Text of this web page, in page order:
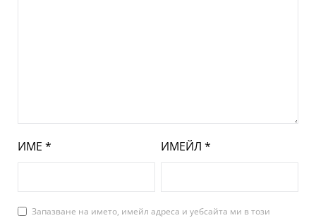
ИМЕ * ИМЕЙЛ *
Запазване на името, имейл адреса и уебсайта ми в този